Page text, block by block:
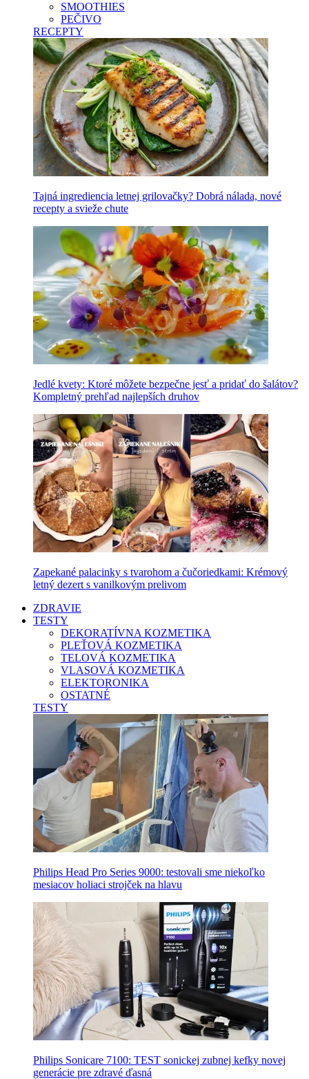
SMOOTHIES
PEČIVO
RECEPTY
Tajná ingrediencia letnej grilovačky? Dobrá nálada, nové
recepty a svieže chute
Jedlé kvety: Ktoré môžete bezpečne jesť a pridať do šalátov?
Kompletný prehľad najlepších druhov
Zapekané palacinky s tvarohom a čučoriedkami: Krémový
letný dezert s vanilkovým prelivom
ZDRAVIE
TESTY
DEKORATÍVNA KOZMETIKA
PLEŤOVÁ KOZMETIKA
TELOVÁ KOZMETIKA
VLASOVÁ KOZMETIKA
ELEKTORONIKA
OSTATNÉ
TESTY
Philips Head Pro Series 9000: testovali sme niekoľko
mesiacov holiaci strojček na hlavu
Philips Sonicare 7100: TEST sonickej zubnej kefky novej
generácie pre zdravé ďasná